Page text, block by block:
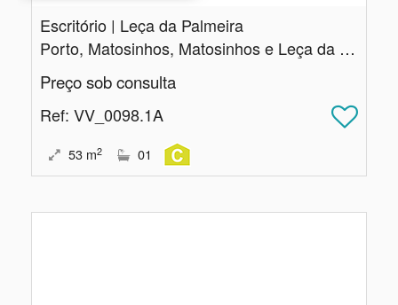
Escritório | Leça da Palmeira
Porto, Matosinhos, Matosinhos e Leça da Palmeira
Preço sob consulta
Ref: VV_0098.1A
53 m2 01